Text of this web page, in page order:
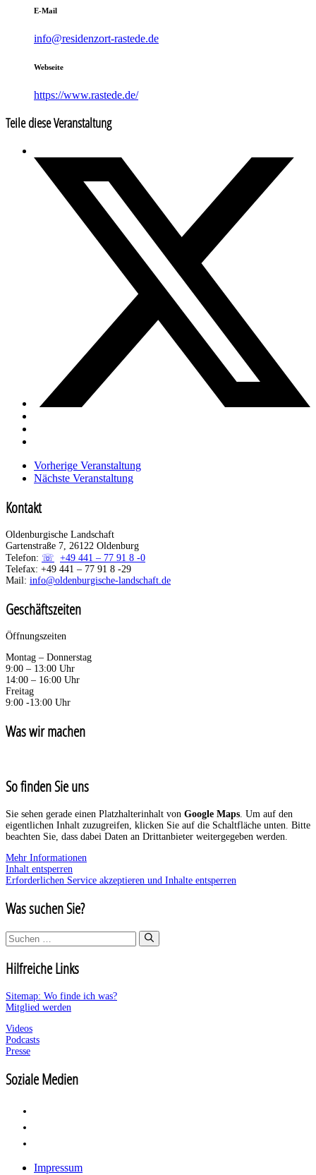
E-Mail
info@residenzort-rastede.de
Webseite
https://www.rastede.de/
Teile diese Veranstaltung
Vorherige Veranstaltung
Nächste Veranstaltung
Kontakt
Oldenburgische Landschaft
Gartenstraße 7, 26122 Oldenburg
Telefon:
+49 441 – 77 91 8 -0
Telefax: +49 441 – 77 91 8 -29
Mail: info@oldenburgische-landschaft.de
Geschäftszeiten
Öffnungszeiten
Montag – Donnerstag
9:00 – 13:00 Uhr
14:00 – 16:00 Uhr
Freitag
9:00 -13:00 Uhr
Was wir machen
So finden Sie uns
Sie sehen gerade einen Platzhalterinhalt von Google Maps . Um auf den
eigentlichen Inhalt zuzugreifen, klicken Sie auf die Schaltfläche unten. Bitte
beachten Sie, dass dabei Daten an Drittanbieter weitergegeben werden.
Mehr Informationen
Inhalt entsperren
Erforderlichen Service akzeptieren und Inhalte entsperren
Was suchen Sie?
Suchen
nach:
Hilfreiche Links
Sitemap: Wo finde ich was?
Mitglied werden
Videos
Podcasts
Presse
Soziale Medien
Impressum